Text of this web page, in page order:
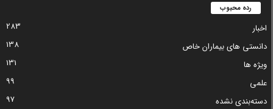
رده محبوب
اخبار
283
دانستی های بیماران خاص
138
ویژه ها
131
علمی
99
دسته‌بندی نشده
97